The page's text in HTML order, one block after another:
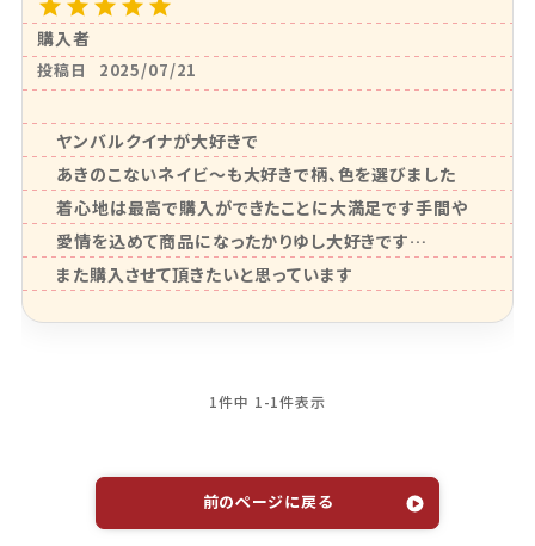
購入者
投稿日 2025/07/21
ヤンバルクイナが大好きで
あきのこないネイビ〜も大好きで柄、色を選びました
着心地は最高で購入ができたことに大満足です手間や
愛情を込めて商品になったかりゆし大好きです…
1件中 1-1件表示
前のページに戻る